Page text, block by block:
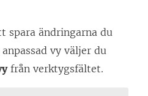
spara ändringarna du
vy väljer du
från verktygsfältet.